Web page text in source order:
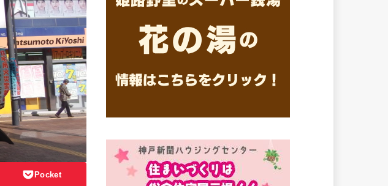
Pocket